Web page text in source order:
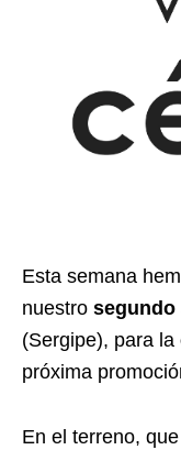
Esta semana
nuestro segundo
(Sergipe), para la
próxima
En el terreno,